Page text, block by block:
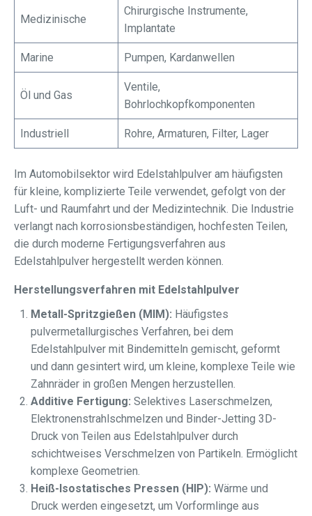
Medizinische
Chirurgische Instrumente,
Implantate
Marine Pumpen, Kardanwellen
Öl und Gas
Ventile,
Bohrlochkopfkomponenten
Industriell Rohre, Armaturen, Filter, Lager
Im Automobilsektor wird Edelstahlpulver am häufigsten
für kleine, komplizierte Teile verwendet, gefolgt von der
Luft- und Raumfahrt und der Medizintechnik. Die Industrie
verlangt nach korrosionsbeständigen, hochfesten Teilen,
die durch moderne Fertigungsverfahren aus
Edelstahlpulver hergestellt werden können.
Herstellungsverfahren mit Edelstahlpulver
Metall-Spritzgießen (MIM): Häufigstes
pulvermetallurgisches Verfahren, bei dem
Edelstahlpulver mit Bindemitteln gemischt, geformt
und dann gesintert wird, um kleine, komplexe Teile wie
Zahnräder in großen Mengen herzustellen.
Additive Fertigung: Selektives Laserschmelzen,
Elektronenstrahlschmelzen und Binder-Jetting 3D-
Druck von Teilen aus Edelstahlpulver durch
schichtweises Verschmelzen von Partikeln. Ermöglicht
komplexe Geometrien.
Heiß-Isostatisches Pressen (HIP): Wärme und
Druck werden eingesetzt, um Vorformlinge aus